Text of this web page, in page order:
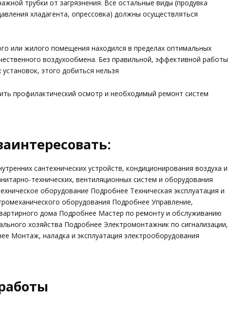
трубки от загрязнения. Все остальные виды (продувка
хладагента, опрессовка) должны осуществляться
или жилого помещения находился в пределах оптимальных
воздухообмена. Без правильной, эффективной работы
этого добиться нельзя
профилактический осмотр и необходимый ремонт систем
сантехнических устройств, кондиционирования воздуха и
технических, вентиляционных систем и оборудования
оборудование Подробнее Техническая эксплуатация и
оборудования Подробнее Управление,
дома Подробнее Мастер по ремонту и обслуживанию
хозяйства Подробнее Электромонтажник по сигнализации,
Монтаж, наладка и эксплуатация электрооборудования